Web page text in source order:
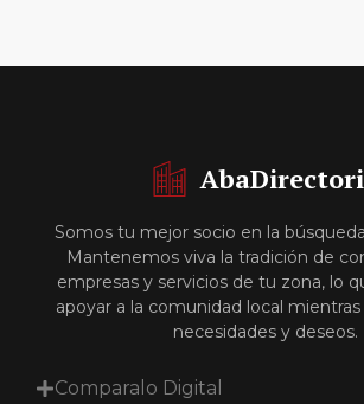
Somos tu mejor socio en la
Mantenemos viva la tradición de
empresas y servicios de tu zona, lo
apoyar a la comunidad local
necesidades y deseos.
Comparalo Digital